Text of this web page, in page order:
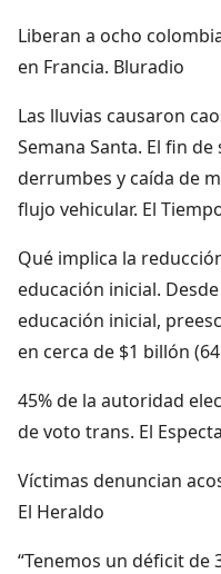
Liberan a ocho
en Francia. Bluradio
Las lluvias causaron
Semana Santa. El fin
derrumbes y caída de
flujo vehicular. El
Qué implica la
educación inicial.
educación inicial,
en cerca de $1 billón
45% de la autoridad
de voto trans. El
Víctimas denuncian
El Heraldo
“Tenemos un déficit de